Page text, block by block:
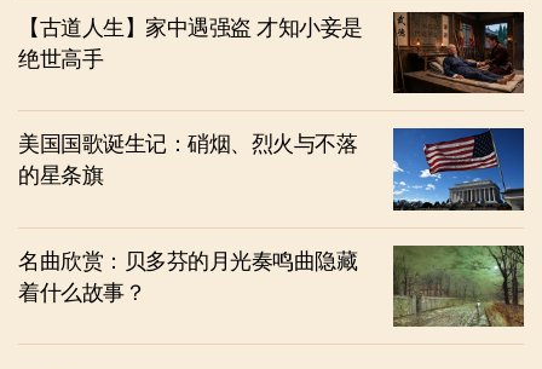
【古道人生】家中遇强盗 才知小妾是
绝世高手
美国国歌诞生记：硝烟、烈火与不落
的星条旗
名曲欣赏：贝多芬的月光奏鸣曲隐藏
着什么故事？